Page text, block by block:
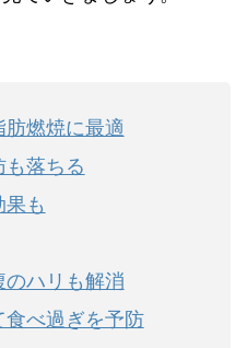
燃焼に最適
落ちる
も
ハリも解消
べ過ぎを予防